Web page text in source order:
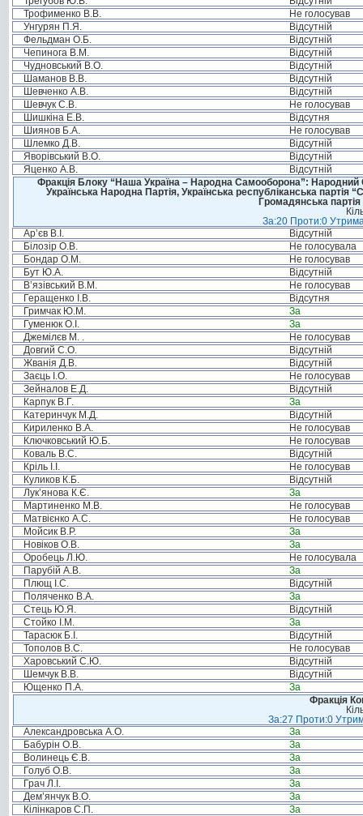
Трофименко В.В.
Не голосував
Унгурян П.Я.
Відсутній
Фельдман О.Б.
Відсутній
Чепинога В.М.
Відсутній
Чудновський В.О.
Відсутній
Шаманов В.В.
Відсутній
Шевченко А.В.
Відсутній
Шевчук С.В.
Не голосував
Шишкіна Е.В.
Відсутня
Шиянов Б.А.
Не голосував
Шлемко Д.В.
Відсутній
Яворівський В.О.
Відсутній
Яценко А.В.
Відсутній
Фракція Блоку “Наша Україна – Народна Самооборона”: Народний
Українська Народна Партія, Українська республіканська
Громадянська
За:20 Проти:0
Ар’єв В.І.
Відсутній
Білозір О.В.
Не голосувала
Бондар О.М.
Не голосував
Бут Ю.А.
Відсутній
В’язівський В.М.
Не голосував
Геращенко І.В.
Відсутня
Гримчак Ю.М.
За
Гуменюк О.І.
За
Джемілєв М. .
Не голосував
Довгий С.О.
Відсутній
Жванія Д.В.
Відсутній
Заєць І.О.
Не голосував
Зейналов Е.Д.
Відсутній
Карпук В.Г.
За
Катеринчук М.Д.
Відсутній
Кириленко В.А.
Не голосував
Ключковський Ю.Б.
Не голосував
Коваль В.С.
Відсутній
Кріль І.І.
Не голосував
Куликов К.Б.
Відсутній
Лук’янова К.Є.
За
Мартиненко М.В.
Не голосував
Матвієнко А.С.
Не голосував
Мойсик В.Р.
За
Новіков О.В.
За
Оробець Л.Ю.
Не голосувала
Парубій А.В.
За
Плющ І.С.
Відсутній
Поляченко В.А.
За
Стець Ю.Я.
Відсутній
Стойко І.М.
За
Тарасюк Б.І.
Відсутній
Тополов В.С.
Не голосував
Харовський С.Ю.
Відсутній
Шемчук В.В.
Відсутній
Ющенко П.А.
За
Фракція
За:27 Проти:0
Александровська А.О.
За
Бабурін О.В.
За
Волинець Є.В.
За
Голуб О.В.
За
Грач Л.І.
За
Дем’янчук В.О.
За
Кілінкаров С.П.
За